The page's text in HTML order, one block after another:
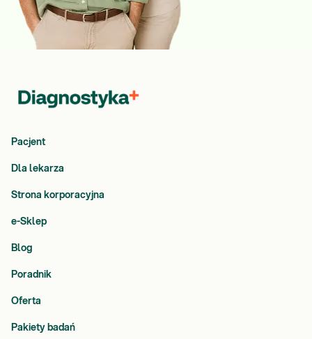
Pacjent
Dla lekarza
Strona korporacyjna
e-Sklep
Blog
Poradnik
Oferta
Pakiety badań